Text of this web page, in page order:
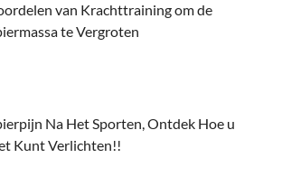
van Krachttraining om de
te Vergroten
Na Het Sporten, Ontdek Hoe u
Kunt Verlichten!!